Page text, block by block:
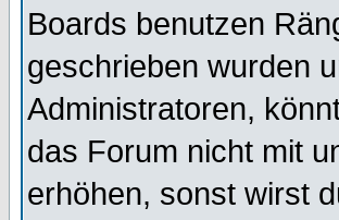
Boards benutzen
geschrieben wurden
Administratoren,
das Forum nicht mit
erhöhen, sonst wirst